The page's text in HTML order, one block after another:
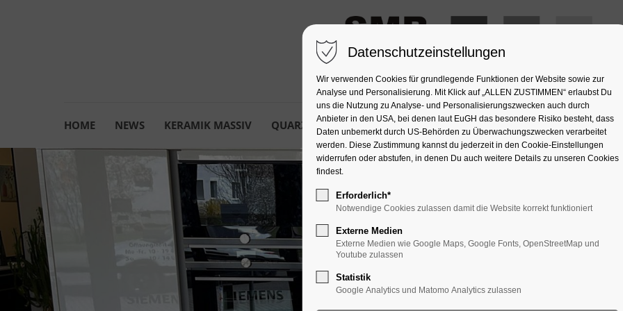
HOME NEWS KERAMIK MASSIV QUARZKOMPOSITSTEIN NATURSTEIN GLAS SONSTIGES
Datenschutzeinstellungen
Wir verwenden Cookies für grundlegende Funktionen der Website sowie zur
Analyse und Personalisierung. Mit Klick auf „ALLEN ZUSTIMMEN“ erlaubst Du
uns die Nutzung zu Analyse- und Personalisierungszwecken auch durch
Anbieter in den USA, bei denen laut EuGH das besondere Risiko besteht, dass
Daten unbemerkt durch US-Behörden zu Überwachungszwecken verarbeitet
werden. Diese Zustimmung kannst du jederzeit in den Cookie-Einstellungen
widerrufen oder abstufen, in denen Du auch weitere Details zu unseren Cookies
findest.
Erforderlich*
Notwendige Cookies zulassen damit die Website korrekt funktioniert
Externe Medien
Externe Medien wie Google Maps, Google Fonts, OpenStreetMap und
Youtube zulassen
Statistik
Google Analytics und Matomo Analytics zulassen